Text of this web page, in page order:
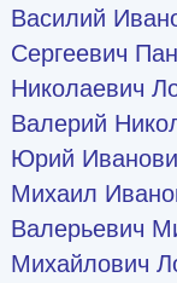
Василий
Сергеевич
Николаевич
Валерий
Юрий
Михаил
Валерьевич
Михайлович